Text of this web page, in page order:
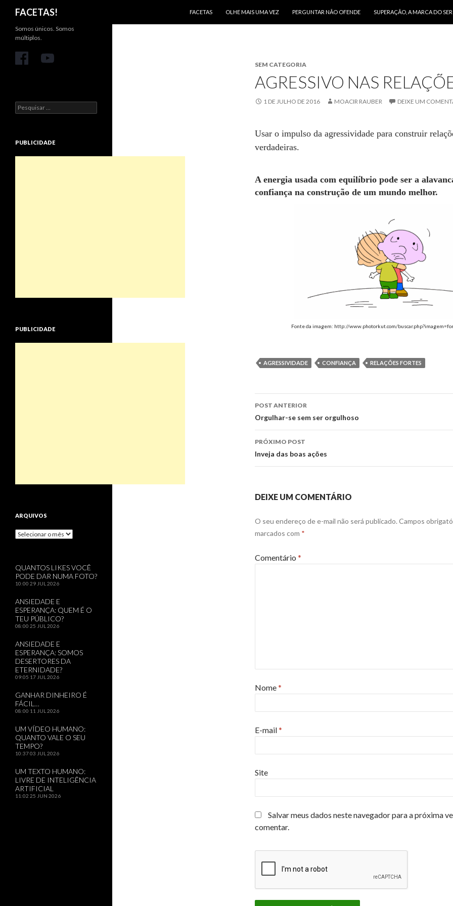
FACETAS!
FACETAS
OLHE MAIS UMA VEZ PERGUNTAR NÃO OFENDE SUPERAÇÃO, A MARCA DO
SEM CATEGORIA
AGRESSIVO NAS
1 DE JULHO DE 2016 MOACIR RAUBER DEIXE UM
Usar o impulso da agressividade para construir
verdadeiras.
A energia usada com equilíbrio pode ser a
confiança na construção de um mundo melhor.
Fonte da imagem: http://www.photorkut.com/
AGRESSIVIDADE CONFIANÇA RELAÇÕES FORTES
Navegação
de
posts
POST ANTERIOR
Orgulhar-se sem ser orgulhoso
PRÓXIMO POST
Inveja das boas ações
DEIXE UM COMENTÁRIO
O seu endereço de e-mail não será publicado. Campos
marcados com *
Comentário *
Nome*
E-mail*
Site
Salvar meus dados neste navegador para a próxima
comentar.
Somos únicos. Somos
múltiplos.
Pesquisar
por:
PUBLICIDADE
PUBLICIDADE
ARQUIVOS
Arquivos
QUANTOS LIKES VOCÊ
PODE DAR NUMA FOTO?
10:00 29 JUL 2026
ANSIEDADE E
ESPERANÇA: QUEM É O
TEU PÚBLICO?
08:00 25 JUL 2026
ANSIEDADE E
ESPERANÇA: SOMOS
DESERTORES DA
ETERNIDADE?
09:05 17 JUL 2026
GANHAR DINHEIRO É
FÁCIL…
08:00 11 JUL 2026
UM VÍDEO HUMANO:
QUANTO VALE O SEU
TEMPO?
10:3703 JUL 2026
UM TEXTO HUMANO:
LIVRE DE INTELIGÊNCIA
ARTIFICIAL
11:02 25 JUN 2026